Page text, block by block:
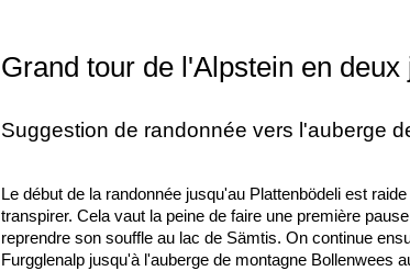
Grand tour de l'Alpstein en deux
Suggestion de randonnée vers l'auberge
Le début de la randonnée jusqu'au Plattenbödeli est
transpirer. Cela vaut la peine de faire une première
reprendre son souffle au lac de Sämtis. On continue
Furgglenalp jusqu'à l'auberge de montagne Bollenwees